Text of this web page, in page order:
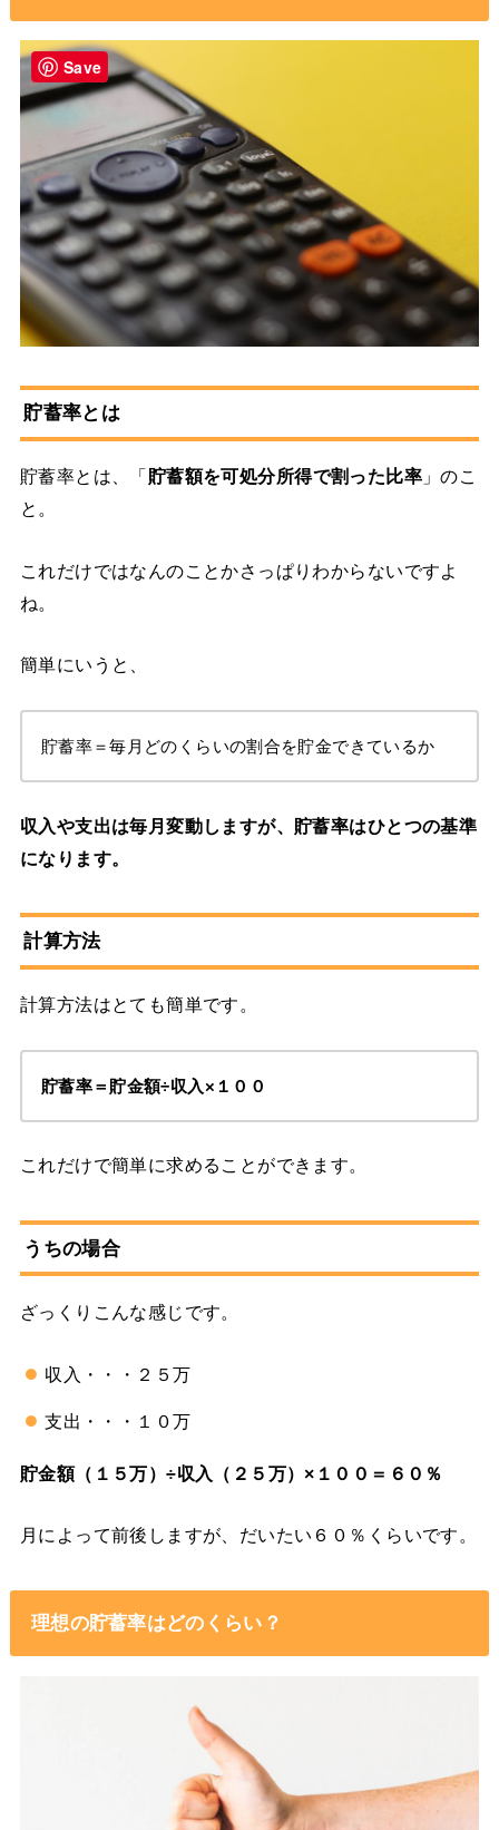
貯蓄率とは
貯蓄率とは、「 貯蓄額を可処分所得で割った比率」のこ
と。
これだけではなんのことかさっぱりわからないですよ
ね。
簡単にいうと、
貯蓄率＝毎月どのくらいの割合を貯金できているか
収入や支出は毎月変動しますが、貯蓄率はひとつの基準
になります。
計算方法
計算方法はとても簡単です。
貯蓄率＝貯金額÷収入×１００
これだけで簡単に求めることができます。
うちの場合
ざっくりこんな感じです。
収入・・・２５万
支出・・・１０万
貯金額（１５万）÷収入（２５万）×１００＝６０％
月によって前後しますが、だいたい６０％くらいです。
理想の貯蓄率はどのくらい？
Save